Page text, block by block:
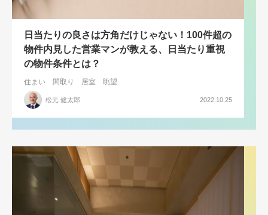
日当たりの良さは方角だけじゃない！100件超の
物件内見した営業マンが教える、日当たり重視
の物件条件とは？
住まい 間取り 居室 眺望
松元 健太郎 2022.10.25